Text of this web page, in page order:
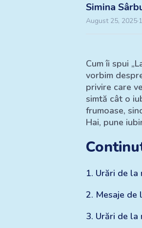
Simina
August 25, 2025·
Cum îi spui
vorbim
privire care
simtă cât o
frumoase,
Hai, pune
1. Urări de la
2. Mesaje de
3. Urări de la